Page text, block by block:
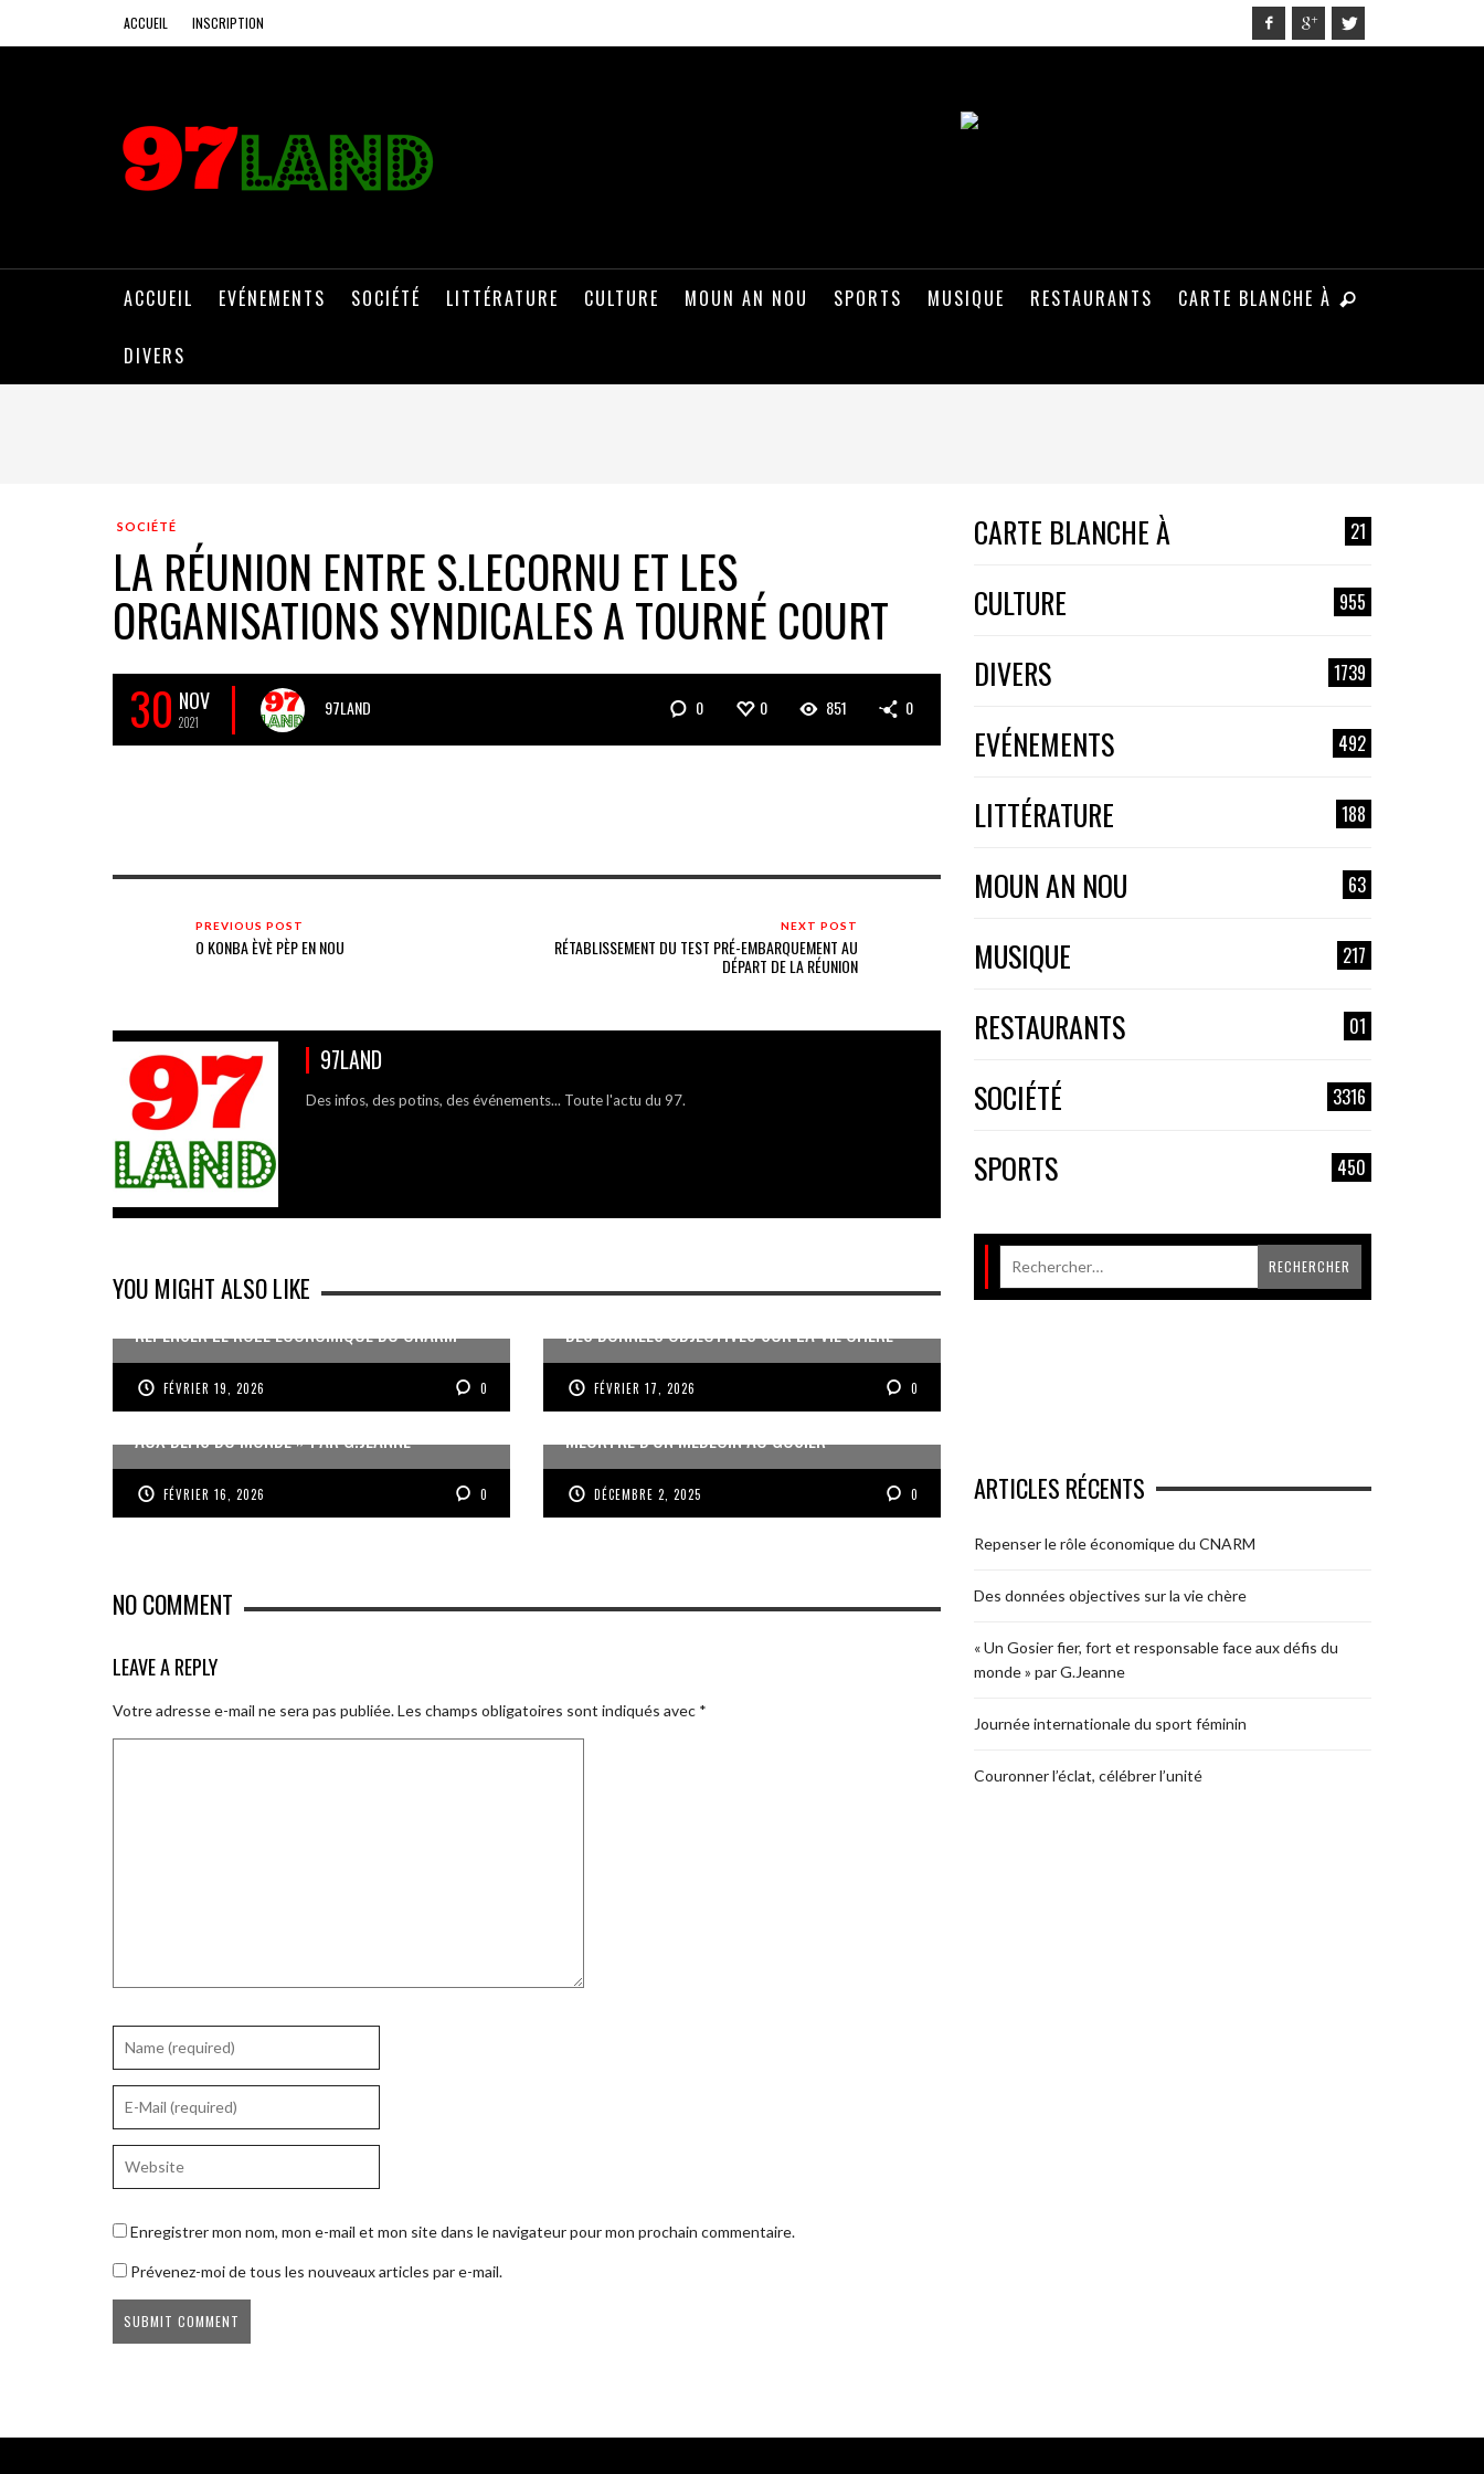
ACCUEIL INSCRIPTION
ACCUEIL EVÉNEMENTS SOCIÉTÉ LITTÉRATURE CULTURE MOUN AN NOU SPORTS MUSIQUE RESTAURANTS CARTE BLANCHE À
DIVERS
SOCIÉTÉ
LA RÉUNION ENTRE S.LECORNU ET LES
ORGANISATIONS SYNDICALES A TOURNÉ COURT
30 NOV
2021
97LAND 0 0 851 0
PREVIOUS POST
O KONBA ÈVÈ PÈP EN NOU
NEXT POST
RÉTABLISSEMENT DU TEST PRÉ-EMBARQUEMENT AU
DÉPART DE LA RÉUNION
97LAND
Des infos, des potins, des événements... Toute l'actu du 97.
YOU MIGHT ALSO LIKE
REPENSER LE RÔLE ÉCONOMIQUE DU CNARM
FÉVRIER 19, 2026 0
DES DONNÉES OBJECTIVES SUR LA VIE CHÈRE
FÉVRIER 17, 2026 0
« UN GOSIER FIER, FORT ET RESPONSABLE FACE
AUX DÉFIS DU MONDE » PAR G.JEANNE
FÉVRIER 16, 2026 0
MEURTRE D’UN MÉDECIN AU GOSIER
DÉCEMBRE 2, 2025 0
NO COMMENT
LEAVE A REPLY
Votre adresse e-mail ne sera pas publiée.Les champs obligatoires sont indiqués avec *
Enregistrer mon nom, mon e-mail et mon site dans le navigateur pour mon prochain commentaire.
Prévenez-moi de tous les nouveaux articles par e-mail.
CARTE BLANCHE À 21
CULTURE 955
DIVERS 1739
EVÉNEMENTS 492
LITTÉRATURE 188
MOUN AN NOU 63
MUSIQUE 217
RESTAURANTS 01
SOCIÉTÉ 3316
SPORTS 450
ARTICLES RÉCENTS
Repenser le rôle économique du CNARM
Des données objectives sur la vie chère
« Un Gosier fier, fort et responsable face aux défis du
monde » par G.Jeanne
Journée internationale du sport féminin
Couronner l’éclat, célébrer l’unité